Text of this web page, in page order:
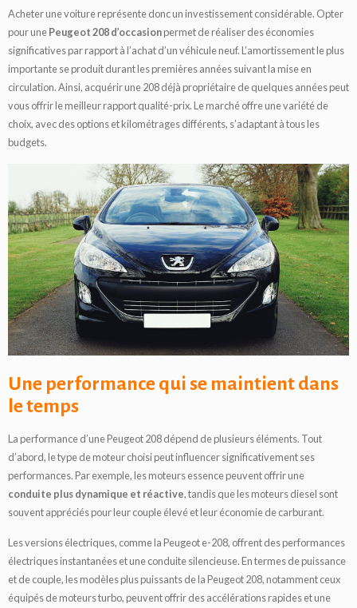
Acheter une voiture représente donc un investissement considérable. Opter
pour unePeugeot 208 d’occasionpermet de réaliser des économies
significatives par rapport à l’achat d’un véhicule neuf. L’amortissement le plus
importante se produit durant les premières années suivant la mise en
circulation. Ainsi, acquérir une 208 déjà propriétaire de quelques années peut
vous offrir le meilleur rapport qualité-prix. Le marché offre une variété de
choix, avec des options et kilométrages différents, s’adaptant à tous les
budgets.
Une performance qui se maintient dans
le temps
La performance d’une Peugeot 208 dépend de plusieurs éléments. Tout
d’abord, le type de moteur choisi peut influencer significativement ses
performances. Par exemple, les moteurs essence peuvent offrir une
conduite plus dynamique et réactive, tandis que les moteurs diesel sont
souvent appréciés pour leur couple élevé et leur économie de carburant.
Les versions électriques, comme la Peugeot e-208, offrent des performances
électriques instantanées et une conduite silencieuse. En termes de puissance
et de couple, les modèles plus puissants de la Peugeot 208, notamment ceux
équipés de moteurs turbo, peuvent offrir des accélérations rapides et une